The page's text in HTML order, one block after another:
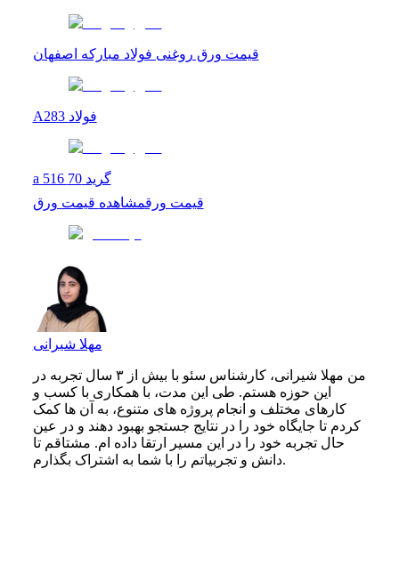
قیمت ورق روغنی فولاد مبارکه اصفهان
A283 فولاد
a 516 گرید 70
قیمت ورقمشاهده قیمت ورق
مهلا شیرانی
من مهلا شیرانی، کارشناس سئو با بیش از ۳ سال تجربه در
این حوزه هستم. طی این مدت، با همکاری با کسب‌ و
کارهای مختلف و انجام پروژه‌ های متنوع، به آن‌ ها کمک
کردم تا جایگاه خود را در نتایج جستجو بهبود دهند و در عین
حال تجربه خود را در این مسیر ارتقا داده‌ ام. مشتاقم تا
دانش و تجربیاتم را با شما به اشتراک بگذارم.